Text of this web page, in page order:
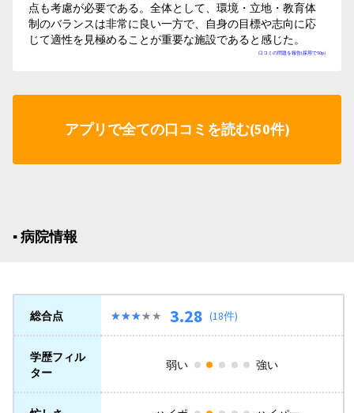
口コミの問題を報告(採用で50p)
点も考慮が必要である。全体として、環境・立地・教育体
制のバランスは非常に良い一方で、自身の目標や志向に応
じて適性を見極めることが重要な施設であると感じた。
アプリで全ての口コミを読む(50件)
▪︎ 病院情報
総合点 ★★★★★
★★★★★ 3.28 (18件)
学歴フィル
ター
弱い 強い